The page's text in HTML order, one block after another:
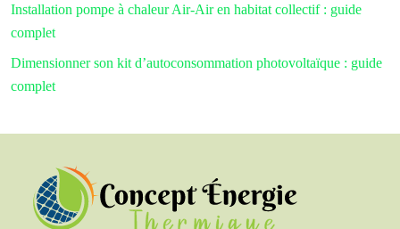
Installation pompe à chaleur Air-Air en habitat collectif : guide
complet
Dimensionner son kit d’autoconsommation photovoltaïque : guide
complet